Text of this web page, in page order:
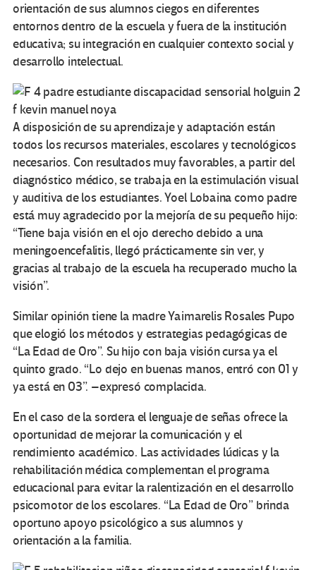
orientación de sus alumnos ciegos en diferentes
entornos dentro de la escuela y fuera de la institución
educativa; su integración en cualquier contexto social y
desarrollo intelectual.
A disposición de su aprendizaje y adaptación están
todos los recursos materiales, escolares y tecnológicos
necesarios. Con resultados muy favorables, a partir del
diagnóstico médico, se trabaja en la estimulación visual
y auditiva de los estudiantes. Yoel Lobaina como padre
está muy agradecido por la mejoría de su pequeño hijo:
“Tiene baja visión en el ojo derecho debido a una
meningoencefalitis, llegó prácticamente sin ver, y
gracias al trabajo de la escuela ha recuperado mucho la
visión”.
Similar opinión tiene la madre Yaimarelis Rosales Pupo
que elogió los métodos y estrategias pedagógicas de
“La Edad de Oro”. Su hijo con baja visión cursa ya el
quinto grado. “Lo dejo en buenas manos, entró con 01 y
ya está en 03”. –expresó complacida.
En el caso de la sordera el lenguaje de señas ofrece la
oportunidad de mejorar la comunicación y el
rendimiento académico. Las actividades lúdicas y la
rehabilitación médica complementan el programa
educacional para evitar la ralentización en el desarrollo
psicomotor de los escolares. “La Edad de Oro” brinda
oportuno apoyo psicológico a sus alumnos y
orientación a la familia.